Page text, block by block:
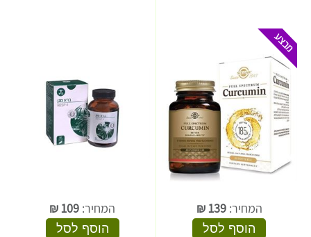
המחיר:139
₪
הוסף לסל
המחיר: 109
₪
הוסף לסל